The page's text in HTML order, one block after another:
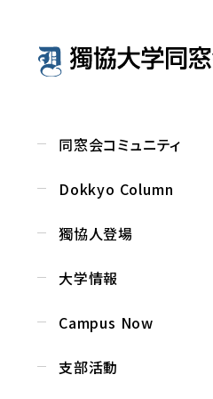
同窓会コミュニティ
Dokkyo Column
獨協人登場
大学情報
Campus Now
支部活動